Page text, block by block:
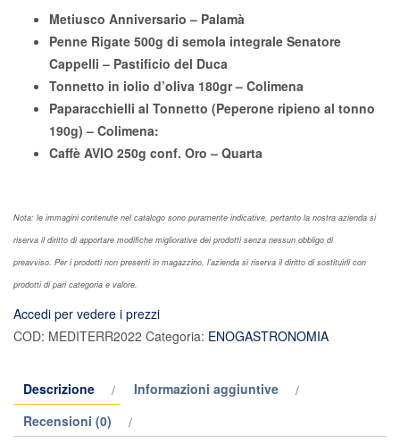
Metiusco Anniversario – Palamà
Penne Rigate 500g di semola integrale Senatore
Cappelli – Pastificio del Duca
Tonnetto in iolio d’oliva 180gr – Colimena
Paparacchielli al Tonnetto (Peperone ripieno al tonno
190g) – Colimena:
Caffè AVIO 250g conf. Oro – Quarta
Nota: le immagini contenute nel catalogo sono puramente indicative, pertanto la nostra azienda si
riserva il diritto di apportare modifiche migliorative dei prodotti senza nessun obbligo di
preavviso. Per i prodotti non presenti in magazzino, l’azienda si riserva il diritto di sostituirli con
prodotti di pari categoria e valore.
Accedi per vedere i prezzi
COD: MEDITERR2022 Categoria: ENOGASTRONOMIA
Descrizione
Informazioni aggiuntive
Recensioni (0)